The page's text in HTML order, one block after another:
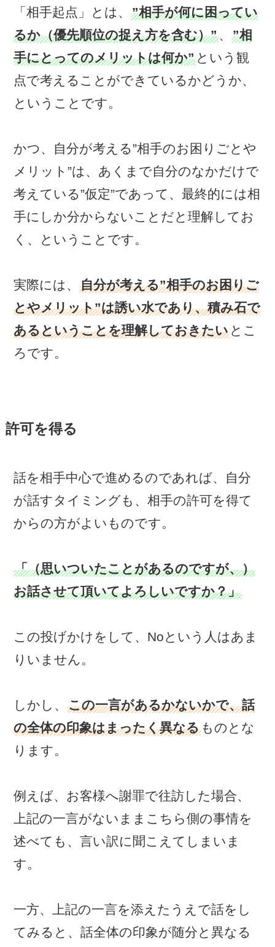
「相手起点」とは、”相手が何に困ってい
るか（優先順位の捉え方を含む）”、”相
手にとってのメリットは何か” という観
点で考えることができているかどうか、
ということです。
かつ、自分が考える”相手のお困りごとや
メリット”は、あくまで自分のなかだけで
考えている”仮定”であって、最終的には相
手にしか分からないことだと理解してお
く、ということです。
実際には、自分が考える”相手のお困りご
とやメリット”は誘い水であり、積み石で
あるということを理解しておきたい とこ
ろです。
許可を得る
話を相手中心で進めるのであれば、自分
が話すタイミングも、相手の許可を得て
からの方がよいものです。
「（思いついたことがあるのですが、）
お話させて頂いてよろしいですか？」
この投げかけをして、Noという人はあま
りいません。
しかし、この一言があるかないかで、話
の全体の印象はまったく異なる ものとな
ります。
例えば、お客様へ謝罪で往訪した場合、
上記の一言がないままこちら側の事情を
述べても、言い訳に聞こえてしまいま
す。
一方、上記の一言を添えたうえで話をし
てみると、話全体の印象が随分と異なる